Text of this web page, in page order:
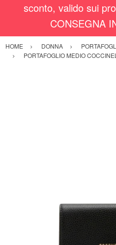
sconto, valido sui
CONSEGNA
HOME DONNA
PORTAFOGLIO MEDIO